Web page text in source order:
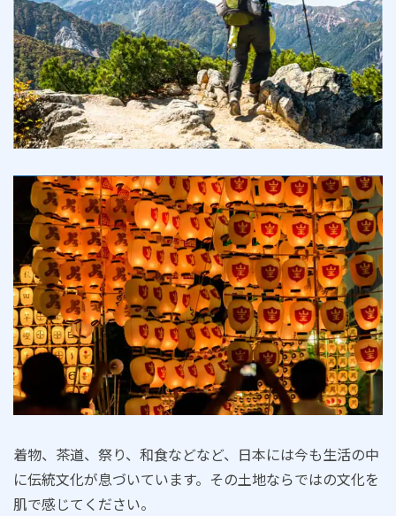
着物、茶道、祭り、和食などなど、日本には今も生活の中
に伝統文化が息づいています。その土地ならではの文化を
肌で感じてください。